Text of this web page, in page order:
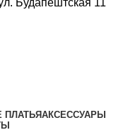
Будапештская 11
ПЛАТЬЯАКСЕССУАРЫ